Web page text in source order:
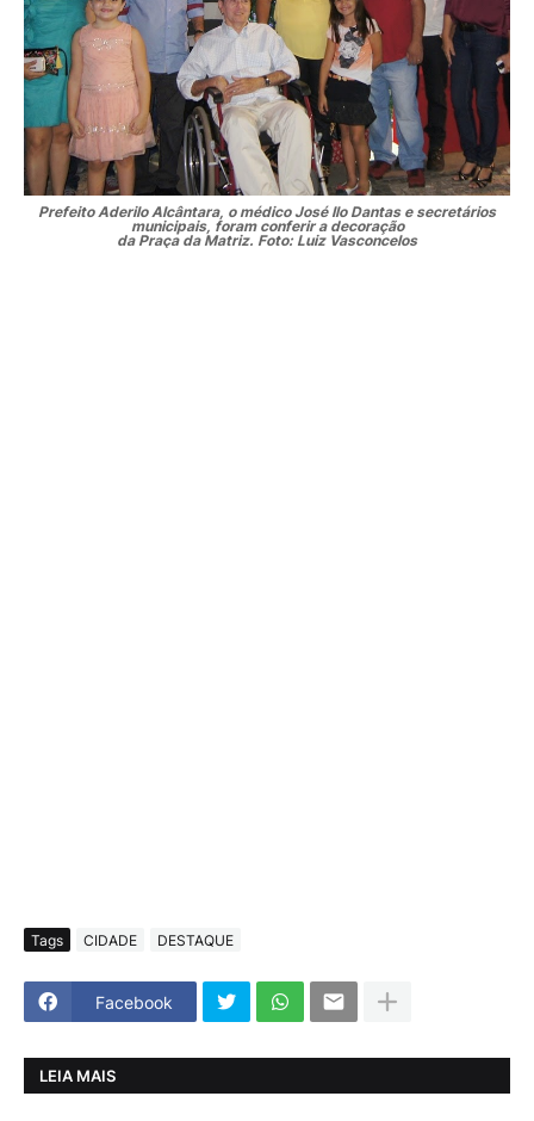
Prefeito Aderilo Alcântara, o médico José Ilo Dantas e secretários
municipais, foram conferir a decoração
da Praça da Matriz. Foto: Luiz Vasconcelos
Tags CIDADE DESTAQUE
Facebook
LEIA MAIS